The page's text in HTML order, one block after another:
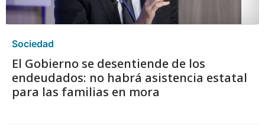
Sociedad
El Gobierno se desentiende de los
endeudados: no habrá asistencia estatal
para las familias en mora